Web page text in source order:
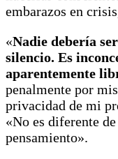
embarazos en
«Nadie debería
silencio. Es
aparentemente
penalmente por
privacidad de mi
«No es diferente
pensamiento».